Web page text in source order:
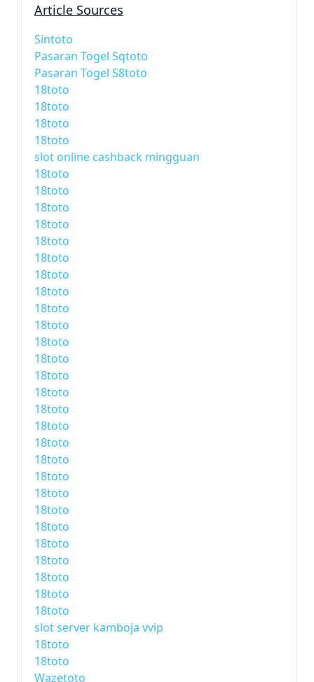
Article Sources
Sintoto
Pasaran Togel Sqtoto
Pasaran Togel S8toto
18toto
18toto
18toto
18toto
slot online cashback mingguan
18toto
18toto
18toto
18toto
18toto
18toto
18toto
18toto
18toto
18toto
18toto
18toto
18toto
18toto
18toto
18toto
18toto
18toto
18toto
18toto
18toto
18toto
18toto
18toto
18toto
18toto
18toto
slot server kamboja vvip
18toto
18toto
Wazetoto